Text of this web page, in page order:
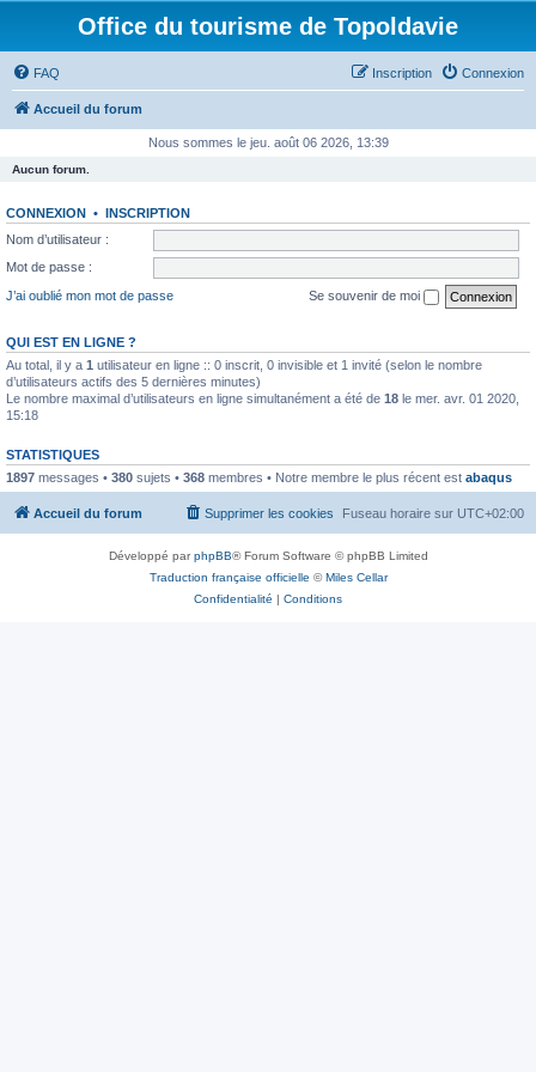
Office du tourisme de Topoldavie
FAQ Connexion
Inscription
Accueil du forum
Nous sommes le jeu. août 06 2026, 13:39
Aucun forum.
CONNEXION • INSCRIPTION
Nom d’utilisateur :
Mot de passe :
J’ai oublié mon mot de passe
Se souvenir de moi
QUI EST EN LIGNE ?
Au total, il y a 1 utilisateur en ligne :: 0 inscrit, 0 invisible et 1 invité (selon le nombre
d’utilisateurs actifs des 5 dernières minutes)
Le nombre maximal d’utilisateurs en ligne simultanément a été de 18 le mer. avr. 01 2020,
15:18
STATISTIQUES
1897 messages • 380 sujets • 368 membres • Notre membre le plus récent est abaqus
Accueil du forum Fuseau horaire sur UTC+02:00
Supprimer les cookies
Développé parphpBB® Forum Software © phpBB Limited
Traduction française officielle ©Miles Cellar
Confidentialité | Conditions